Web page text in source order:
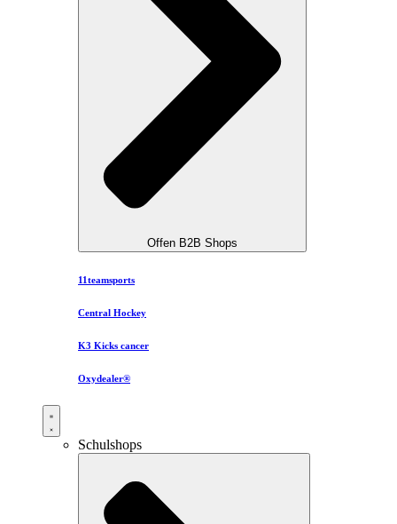
Offen B2B Shops
11teamsports
Central Hockey
K3 Kicks cancer
Oxydealer®
Schulshops